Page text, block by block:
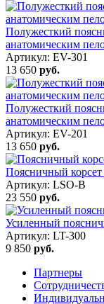
Полужесткий
анатомическим
Артикул: EV-301
13 650 руб.
Полужесткий
анатомическим
Артикул: EV-201
13 650 руб.
Поясничный
Артикул: LSO-B
23 550 руб.
Усиленный
Артикул: LT-300
9 850 руб.
Партнеры